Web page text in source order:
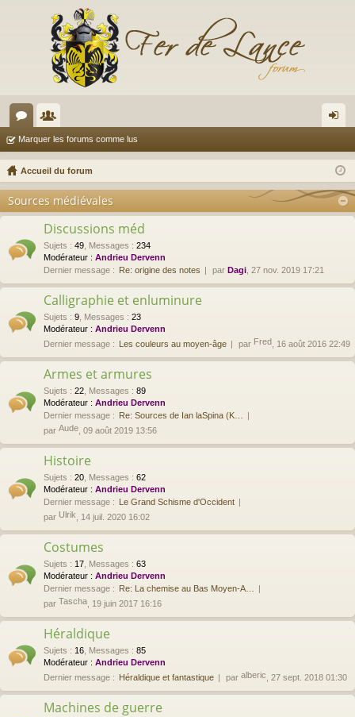
or
u
s
e
m
es
ne
on
Marquer les forums comme lus
Accueil du forum
Sources médiévales
Discussions méd
Sujets : 49 Messages : 234
Modérateur : Andrieu Dervenn
Dernier message : Re: origine des notes par Dagi , 27 nov. 2019 17:21
Calligraphie et enluminure
Sujets : 9 Messages : 23
Modérateur : Andrieu Dervenn
Dernier message : Les couleurs au moyen-âge par Fred , 16 août 2016 22:49
Armes et armures
Sujets : 22 Messages : 89
Modérateur : Andrieu Dervenn
Dernier message : Re: Sources de Ian laSpina (K…
par Aude , 09 août 2019 13:56
Histoire
Sujets : 20 Messages : 62
Modérateur : Andrieu Dervenn
Dernier message : Le Grand Schisme d'Occident
par Ulrik , 14 juil. 2020 16:02
Costumes
Sujets : 17 Messages : 63
Modérateur : Andrieu Dervenn
Dernier message : Re: La chemise au Bas Moyen-A…
par Tascha , 19 juin 2017 16:16
Héraldique
Sujets : 16 Messages : 85
Modérateur : Andrieu Dervenn
Dernier message : Héraldique et fantastique par alberic , 27 sept. 2018 01:30
Machines de guerre